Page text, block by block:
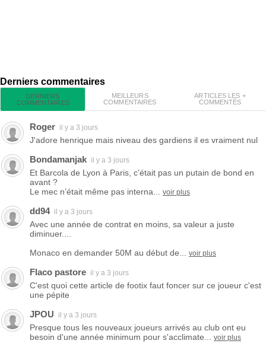
Derniers commentaires
DERNIERS
COMMENTAIRES
MEILLEURS
COMMENTAIRES
ARTICLES LES +
COMMENTÉS
Roger il y a 3 jours
J'adore henrique mais niveau des gardiens il es vraiment nul
Bondamanjak il y a 3 jours
Et Barcola de Lyon à Paris, c’était pas un putain de bond en
avant ?
Le mec n’était même pas interna...
voir plus
dd94 il y a 3 jours
Avec une année de contrat en moins, sa valeur a juste
diminuer....
Monaco en demander 50M au début de...
voir plus
Flaco pastore il y a 3 jours
C'est quoi cette article de footix faut foncer sur ce joueur c'est
une pépite
JPOU il y a 3 jours
Presque tous les nouveaux joueurs arrivés au club ont eu
besoin d'une année minimum pour s'acclimate...
voir plus